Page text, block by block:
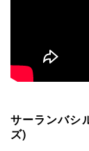
サーランバシ
ズ)